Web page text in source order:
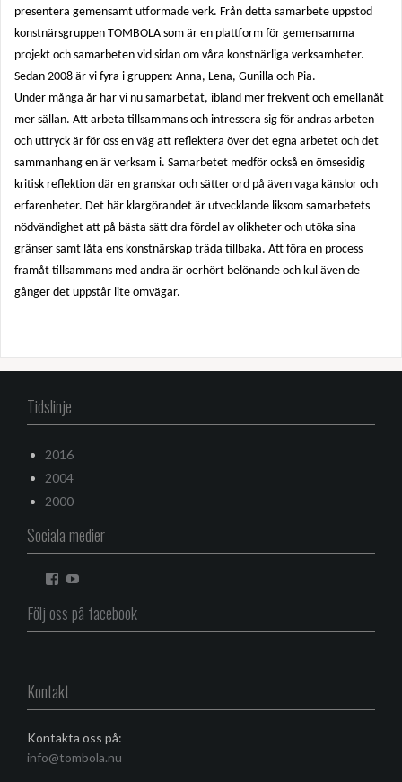
presentera gemensamt utformade verk. Från detta samarbete uppstod
konstnärsgruppen TOMBOLA som är en plattform för gemensamma
projekt och samarbeten vid sidan om våra konstnärliga verksamheter.
Sedan 2008 är vi fyra i gruppen: Anna, Lena, Gunilla och Pia.
Under många år har vi nu samarbetat, ibland mer frekvent och emellanåt
mer sällan. Att arbeta tillsammans och intressera sig för andras arbeten
och uttryck är för oss en väg att reflektera över det egna arbetet och det
sammanhang en är verksam i. Samarbetet medför också en ömsesidig
kritisk reflektion där en granskar och sätter ord på även vaga känslor och
erfarenheter. Det här klargörandet är utvecklande liksom samarbetets
nödvändighet att på bästa sätt dra fördel av olikheter och utöka sina
gränser samt låta ens konstnärskap träda tillbaka. Att föra en process
framåt tillsammans med andra är oerhört belönande och kul även de
gånger det uppstår lite omvägar.
Tidslinje
2016
2004
2000
Sociala medier
Visa
konstnrsgrupp-
106835026334858s
profil
profil
på
YouTube
Följ oss på facebook
Kontakt
Kontakta oss på:
info@tombola.nu